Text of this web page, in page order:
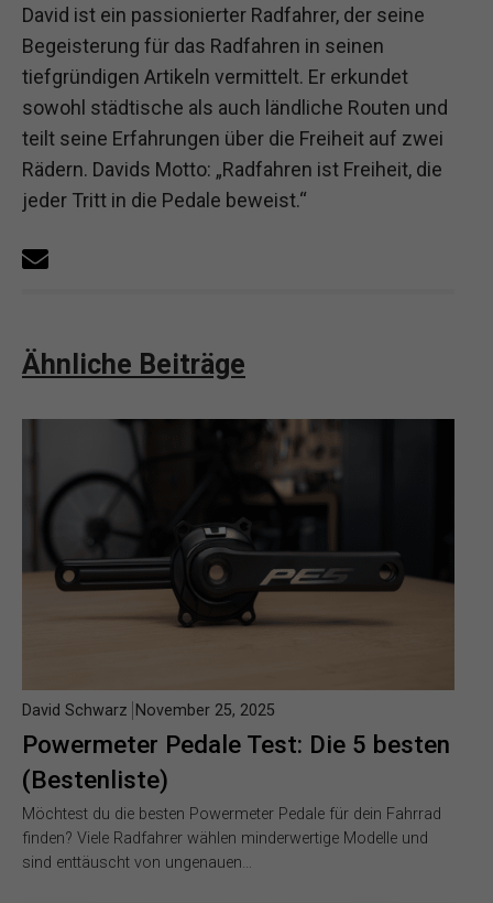
David ist ein passionierter Radfahrer, der seine
Begeisterung für das Radfahren in seinen
tiefgründigen Artikeln vermittelt. Er erkundet
sowohl städtische als auch ländliche Routen und
teilt seine Erfahrungen über die Freiheit auf zwei
Rädern. Davids Motto: „Radfahren ist Freiheit, die
jeder Tritt in die Pedale beweist.“
Ähnliche Beiträge
Powermeter Pedale Test: Die 5 besten
(Bestenliste)
David Schwarz November 25, 2025
Möchtest du die besten Powermeter Pedale für dein Fahrrad
finden? Viele Radfahrer wählen minderwertige Modelle und
sind enttäuscht von ungenauen…